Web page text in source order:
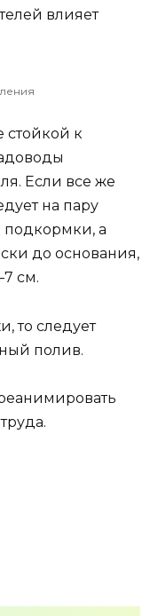
влияет
стойкой к
Если все же
на пару
подкормки, а
до основания,
см.
то следует
полив.